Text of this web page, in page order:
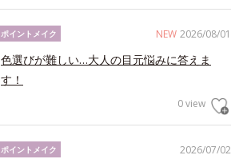
NEW 2026/08/01
ポイントメイク
色選びが難しい…大人の目元悩みに答えま
す！
0 view
2026/07/02
ポイントメイク